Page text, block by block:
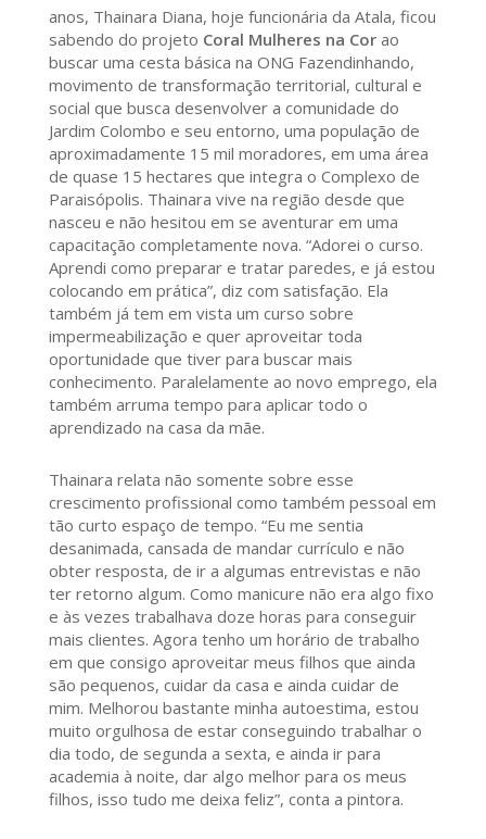
anos, Thainara Diana, hoje funcionária da Atala, ficou
sabendo do projeto Coral Mulheres na Corao
buscar uma cesta básica na ONG Fazendinhando,
movimento de transformação territorial, cultural e
social que busca desenvolver a comunidade do
Jardim Colombo e seu entorno, uma população de
aproximadamente 15 mil moradores, em uma área
de quase 15 hectares que integra o Complexo de
Paraisópolis. Thainara vive na região desde que
nasceu e não hesitou em se aventurar em uma
capacitação completamente nova. “Adorei o curso.
Aprendi como preparar e tratar paredes, e já estou
colocando em prática”, diz com satisfação. Ela
também já tem em vista um curso sobre
impermeabilização e quer aproveitar toda
oportunidade que tiver para buscar mais
conhecimento. Paralelamente ao novo emprego, ela
também arruma tempo para aplicar todo o
aprendizado na casa da mãe.
Thainara relata não somente sobre esse
crescimento profissional como também pessoal em
tão curto espaço de tempo. “Eu me sentia
desanimada, cansada de mandar currículo e não
obter resposta, de ir a algumas entrevistas e não
ter retorno algum. Como manicure não era algo fixo
e às vezes trabalhava doze horas para conseguir
mais clientes. Agora tenho um horário de trabalho
em que consigo aproveitar meus filhos que ainda
são pequenos, cuidar da casa e ainda cuidar de
mim. Melhorou bastante minha autoestima, estou
muito orgulhosa de estar conseguindo trabalhar o
dia todo, de segunda a sexta, e ainda ir para
academia à noite, dar algo melhor para os meus
filhos, isso tudo me deixa feliz”, conta a pintora.